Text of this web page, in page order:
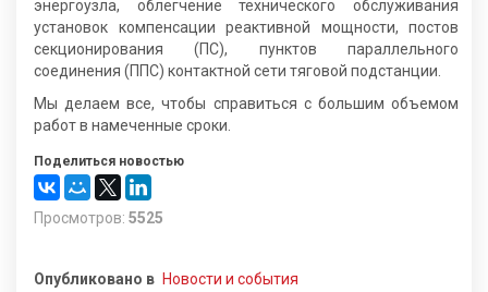
энергоузла, облегчение технического обслуживания
установок компенсации реактивной мощности, постов
секционирования (ПС), пунктов параллельного
соединения (ППС) контактной сети тяговой подстанции.
Мы делаем все, чтобы справиться с большим объемом
работ в намеченные сроки.
Поделиться новостью
Просмотров: 5525
Опубликовано в Новости и события